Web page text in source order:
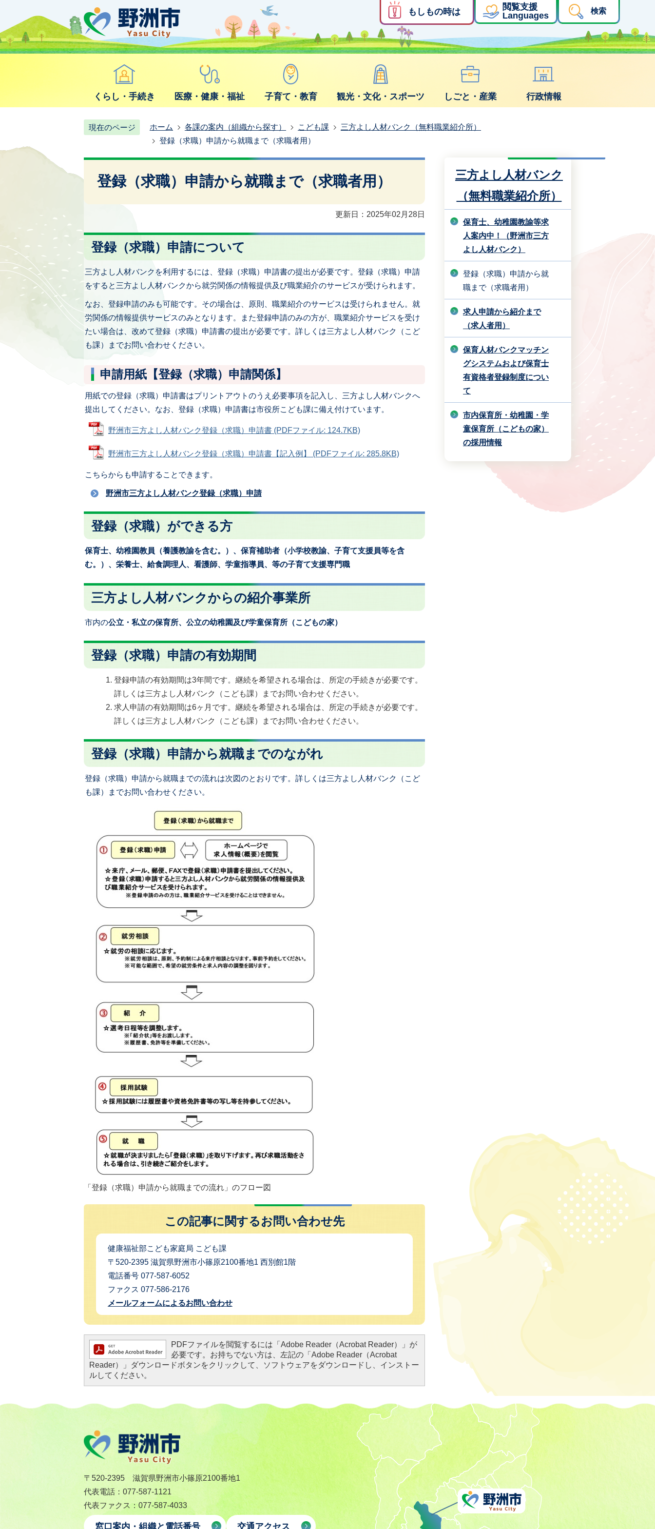
もしもの時は
閲覧支援
Languages
検索
くらし・手続き 医療・健康・福祉 子育て・教育 観光・文化・スポーツ しごと・産業 行政情報
現在のページ ホーム 各課の案内（組織から探す） こども課
三方よし人材バンク（無料職業紹介所）
登録（求職）申請から就職まで（求職者用）
登録（求職）申請から就職まで（求職者用）
更新日：2025年02月28日
登録（求職）申請について
三方よし人材バンクを利用するには、登録（求職）申請書の提出が必要です。登録（求職）申請
をすると三方よし人材バンクから就労関係の情報提供及び職業紹介のサービスが受けられます。
なお、登録申請のみも可能です。その場合は、原則、職業紹介のサービスは受けられません。就
労関係の情報提供サービスのみとなります。また登録申請のみの方が、職業紹介サービスを受け
たい場合は、改めて登録（求職）申請書の提出が必要です。詳しくは三方よし人材バンク（こど
も課）までお問い合わせください。
申請用紙【登録（求職）申請関係】
用紙での登録（求職）申請書はプリントアウトのうえ必要事項を記入し、三方よし人材バンクへ
提出してください。なお、登録（求職）申請書は市役所こども課に備え付けています。
野洲市三方よし人材バンク登録（求職）申請書 (PDFファイル: 124.7KB)
野洲市三方よし人材バンク登録（求職）申請書【記入例】 (PDFファイル: 285.8KB)
こちらからも申請することできます。
野洲市三方よし人材バンク登録（求職）申請
登録（求職）ができる方
保育士、幼稚園教員（養護教諭を含む。）、保育補助者（小学校教諭、子育て支援員等を含
む。）、栄養士、給食調理人、看護師、学童指導員、等の子育て支援専門職
三方よし人材バンクからの紹介事業所
市内の公立・私立の保育所、公立の幼稚園及び学童保育所（こどもの家）
登録（求職）申請の有効期間
登録申請の有効期間は3年間です。継続を希望される場合は、所定の手続きが必要です。
詳しくは三方よし人材バンク（こども課）までお問い合わせください。
求人申請の有効期間は6ヶ月です。継続を希望される場合は、所定の手続きが必要です。
詳しくは三方よし人材バンク（こども課）までお問い合わせください。
登録（求職）申請から就職までのながれ
登録（求職）申請から就職までの流れは次図のとおりです。詳しくは三方よし人材バンク（こど
も課）までお問い合わせください。
「登録（求職）申請から就職までの流れ」のフロー図
この記事に関するお問い合わせ先
健康福祉部こども家庭局 こども課
〒520-2395 滋賀県野洲市小篠原2100番地1 西別館1階
電話番号 077-587-6052
ファクス 077-586-2176
メールフォームによるお問い合わせ
PDFファイルを閲覧するには「Adobe Reader（Acrobat Reader）」が
必要です。お持ちでない方は、左記の「Adobe Reader（Acrobat
Reader）」ダウンロードボタンをクリックして、ソフトウェアをダウンロードし、インストー
ルしてください。
三方よし人材バンク
（無料職業紹介所）
保育士、幼稚園教諭等求
人案内中！（野洲市三方
よし人材バンク）
登録（求職）申請から就
職まで（求職者用）
求人申請から紹介まで
（求人者用）
保育人材バンクマッチン
グシステムおよび保育士
有資格者登録制度につい
て
市内保育所・幼稚園・学
童保育所（こどもの家）
の採用情報
〒520-2395 滋賀県野洲市小篠原2100番地1
代表電話：077-587-1121
代表ファクス：077-587-4033
窓口案内・組織と電話番号 交通アクセス